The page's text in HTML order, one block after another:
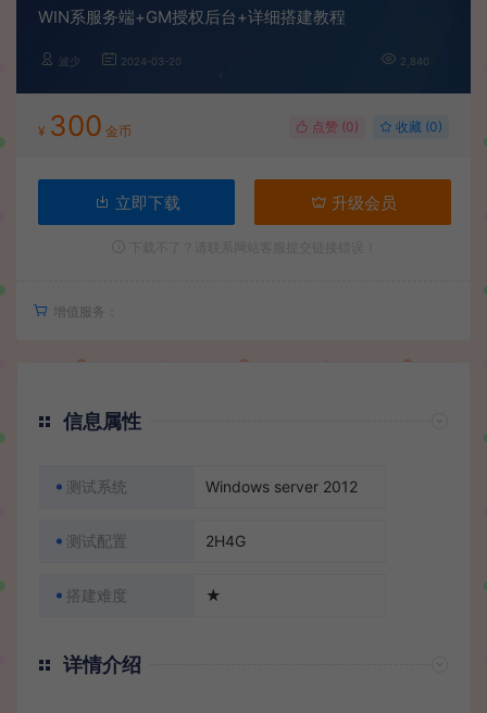
WIN系服务端+GM授权后台+详细搭建教程
波少 2024-03-20 2,840
¥ 300 金币 点赞 (0) 收藏 (0)
立即下载 升级会员
增值服务：
信息属性
测试系统 Windows server 2012
测试配置 2H4G
搭建难度 ★
详情介绍